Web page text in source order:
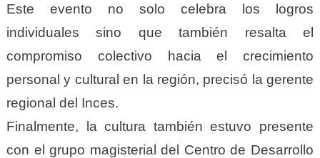
Este evento no solo celebra los logros
individuales sino que también resalta el
compromiso colectivo hacia el crecimiento
personal y cultural en la región, precisó la gerente
regional del Inces.
Finalmente, la cultura también estuvo presente
con el grupo magisterial del Centro de Desarrollo